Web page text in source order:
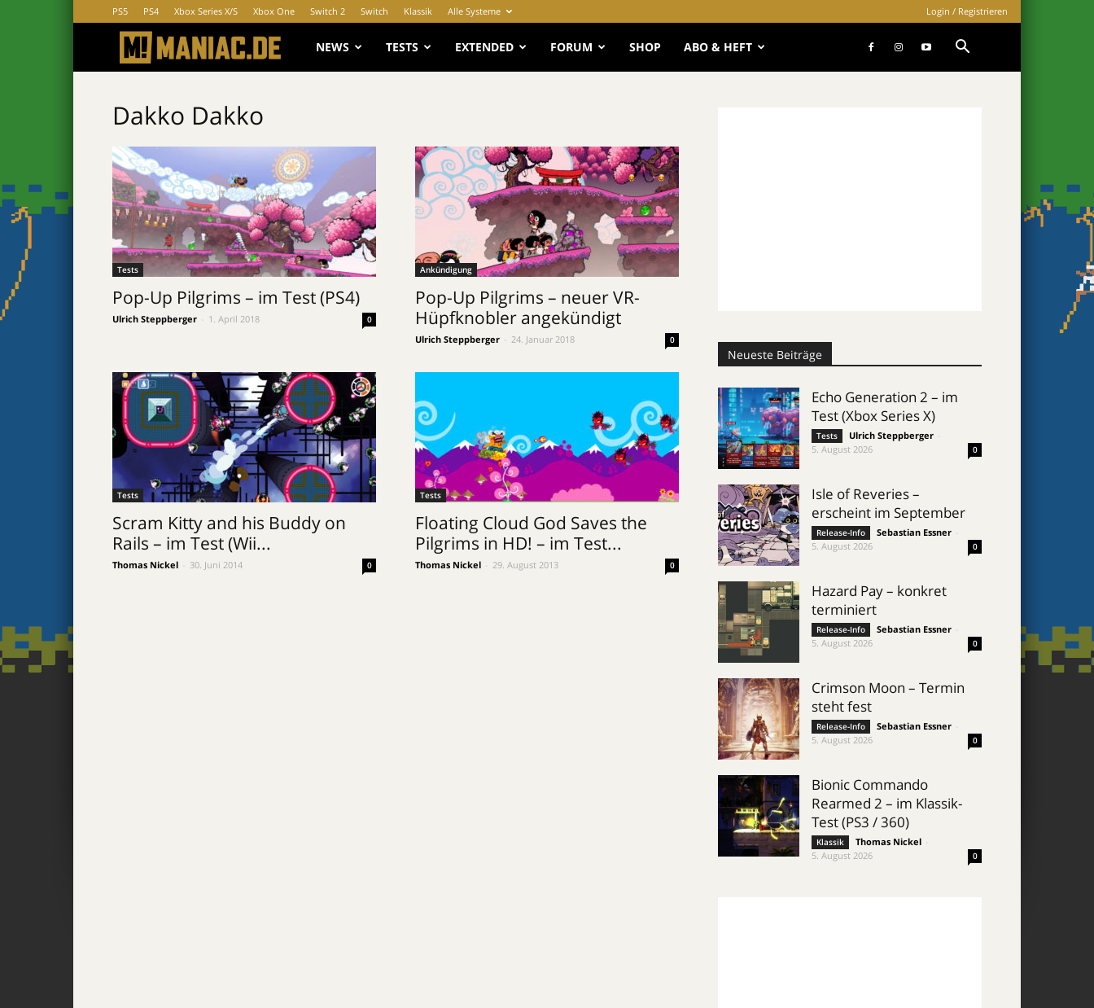
PS5 PS4 Xbox Series X/S Xbox One Switch 2 Switch Klassik Alle Systeme Login / Registrieren
MANIAC.de
NEWS TESTS EXTENDED FORUM SHOP ABO & HEFT
Dakko Dakko
Tests
Pop-Up Pilgrims – im Test (PS4)
Ulrich Steppberger 1. April 2018 0
Ankündigung
Pop-Up Pilgrims – neuer VR-
Hüpfknobler angekündigt
Ulrich Steppberger 24. Januar 2018 0
Tests
Scram Kitty and his Buddy on
Rails – im Test (Wii...
Thomas Nickel 30. Juni 2014 0
Tests
Floating Cloud God Saves the
Pilgrims in HD! – im Test...
Thomas Nickel 29. August 2013 0
Neueste Beiträge
Echo Generation 2 – im
Test (Xbox Series X)
Tests Ulrich Steppberger
5. August 2026
0
Isle of Reveries –
erscheint im September
Release-Info Sebastian Essner
5. August 2026
0
Hazard Pay – konkret
terminiert
Release-Info Sebastian Essner
5. August 2026
0
Crimson Moon – Termin
steht fest
Release-Info Sebastian Essner
5. August 2026
0
Bionic Commando
Rearmed 2 – im Klassik-
Test (PS3 / 360)
Klassik Thomas Nickel
5. August 2026
0